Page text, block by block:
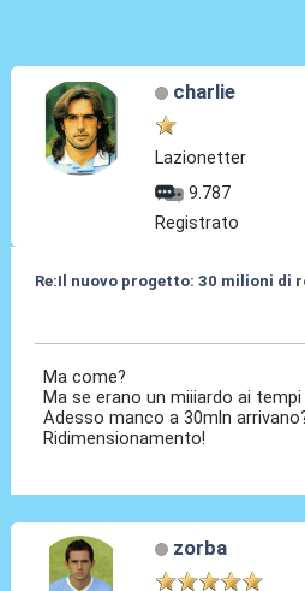
charlie
Lazionetter
9.787
Registrato
Re:Il nuovo progetto: 30 milioni di
Ma come?
Ma se erano un miiiardo ai
Adesso manco a 30mln
Ridimensionamento!
zorba